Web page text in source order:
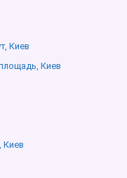
Киев
Киев
Киев